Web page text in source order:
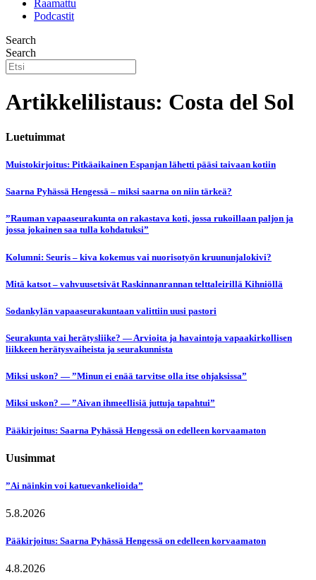
Raamattu
Podcastit
Search
Search
Artikkelilistaus: Costa del Sol
Luetuimmat
Muistokirjoitus: Pitkäaikainen Espanjan lähetti pääsi taivaan kotiin
Saarna Pyhässä Hengessä – miksi saarna on niin tärkeä?
”Rauman vapaaseurakunta on rakastava koti, jossa rukoillaan paljon ja
jossa jokainen saa tulla kohdatuksi”
Kolumni: Seuris – kiva kokemus vai nuorisotyön kruununjalokivi?
Mitä katsot – vahvuusetsivät Raskinnanrannan telttaleirillä Kihniöllä
Sodankylän vapaaseurakuntaan valittiin uusi pastori
Seurakunta vai herätysliike? — Arvioita ja havaintoja vapaakirkollisen
liikkeen herätysvaiheista ja seurakunnista
Miksi uskon? — ”Minun ei enää tarvitse olla itse ohjaksissa”
Miksi uskon? — ”Aivan ihmeellisiä juttuja tapahtui”
Pääkirjoitus: Saarna Pyhässä Hengessä on edelleen korvaamaton
Uusimmat
”Ai näinkin voi katuevankelioida”
5.8.2026
Pääkirjoitus: Saarna Pyhässä Hengessä on edelleen korvaamaton
4.8.2026